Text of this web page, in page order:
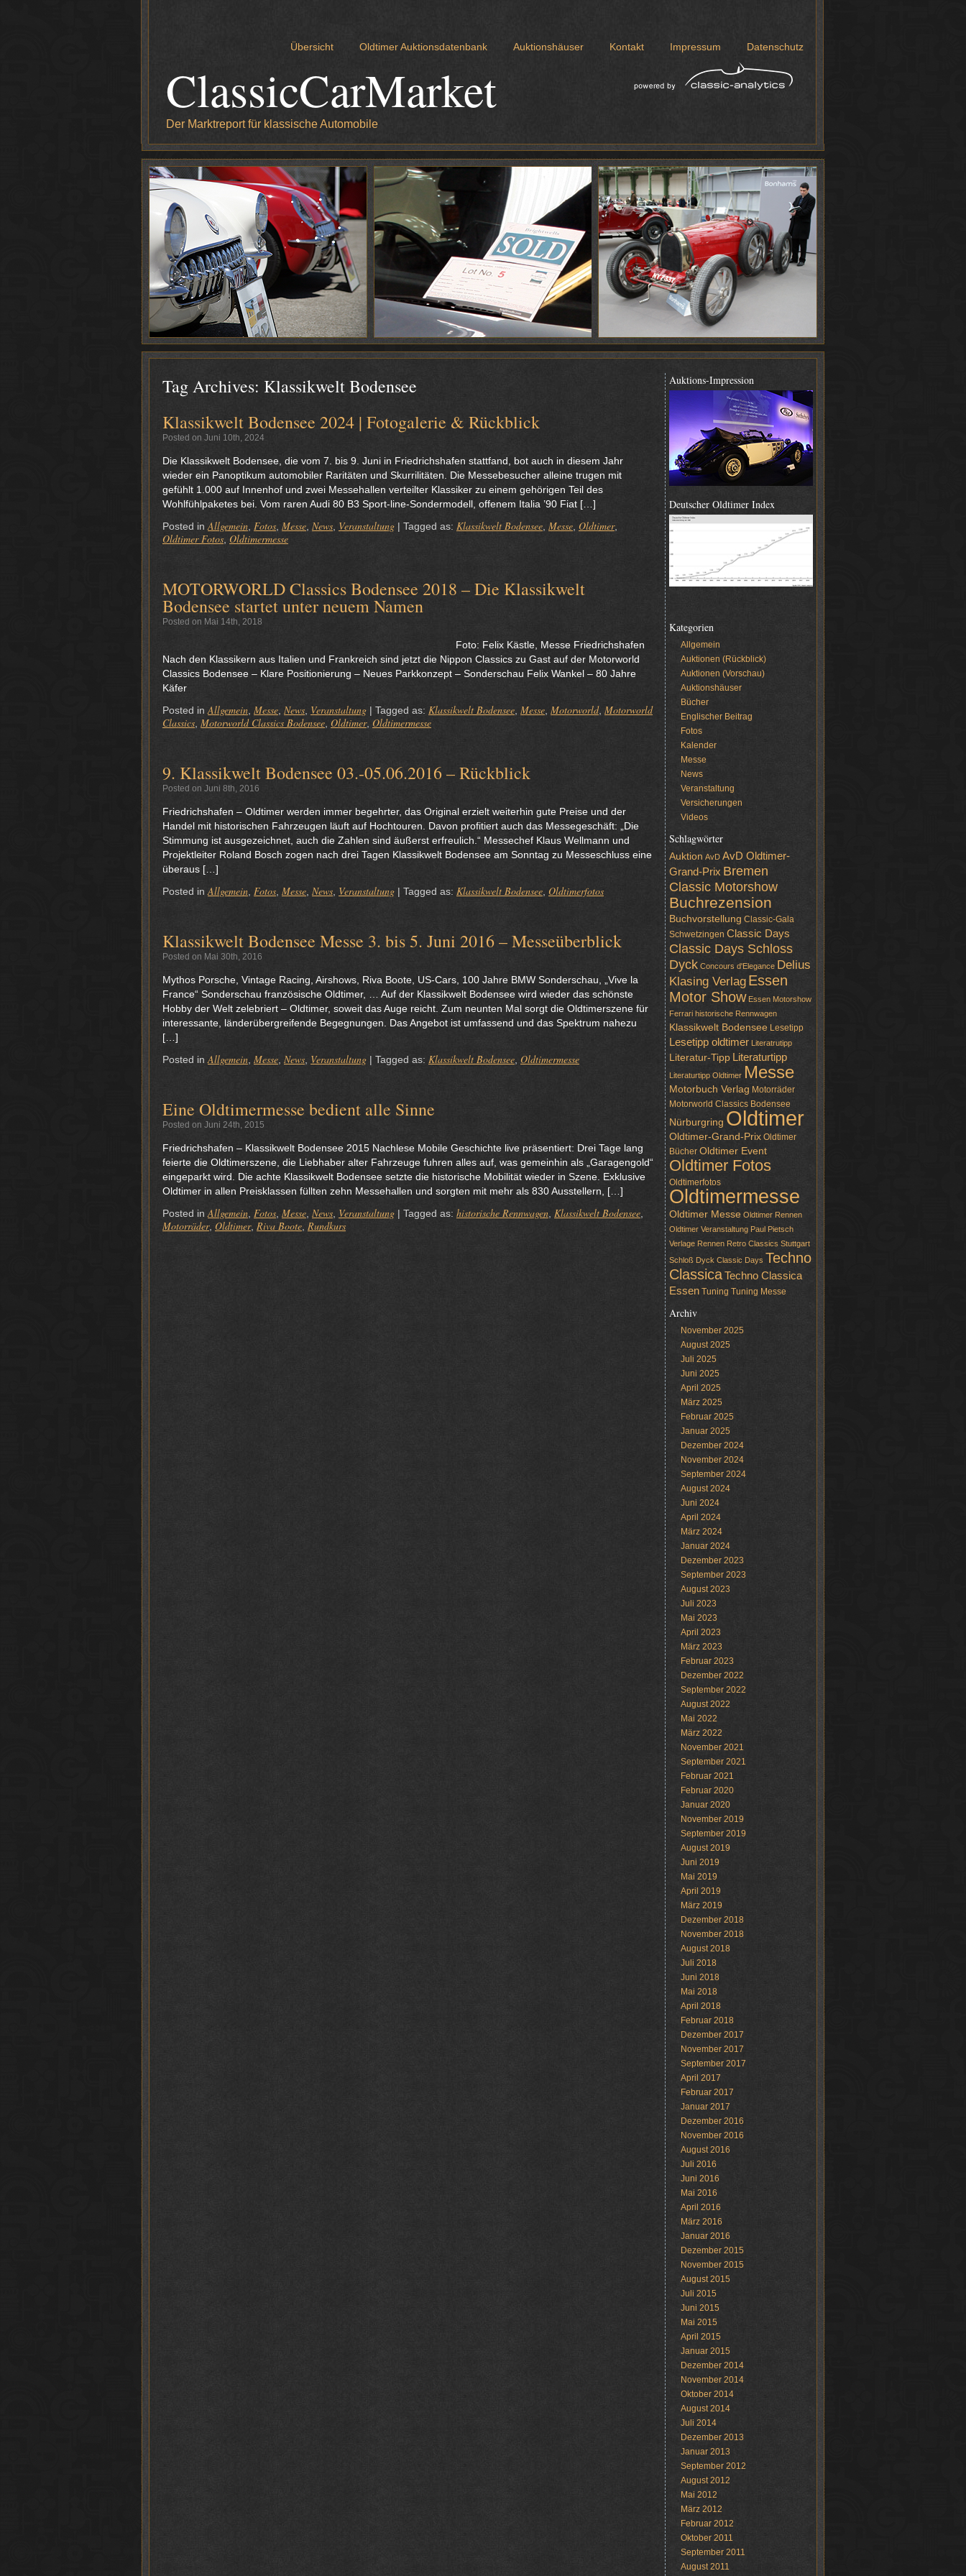
Übersicht Oldtimer Auktionsdatenbank Auktionshäuser Kontakt Impressum Datenschutz
ClassicCarMarket
Der Marktreport für klassische Automobile
Tag Archives: Klassikwelt Bodensee
Klassikwelt Bodensee 2024 | Fotogalerie & Rückblick
Posted on Juni 10th, 2024
Die Klassikwelt Bodensee, die vom 7. bis 9. Juni in Friedrichshafen stattfand, bot auch in diesem Jahr
wieder ein Panoptikum automobiler Raritäten und Skurrilitäten. Die Messebesucher alleine trugen mit
gefühlt 1.000 auf Innenhof und zwei Messehallen verteilter Klassiker zu einem gehörigen Teil des
Wohlfühlpaketes bei. Vom raren Audi 80 B3 Sport-line-Sondermodell, offenem Italia ’90 Fiat […]
Posted in Allgemein Fotos Messe News Veranstaltung | Tagged as: Klassikwelt Bodensee Messe Oldtimer,
Oldtimer Fotos Oldtimermesse
MOTORWORLD Classics Bodensee 2018 – Die Klassikwelt
Bodensee startet unter neuem Namen
Posted on Mai 14th, 2018
Foto: Felix Kästle, Messe Friedrichshafen
Nach den Klassikern aus Italien und Frankreich sind jetzt die Nippon Classics zu Gast auf der Motorworld
Classics Bodensee – Klare Positionierung – Neues Parkkonzept – Sonderschau Felix Wankel – 80 Jahre
Käfer
Posted in Allgemein Messe News Veranstaltung | Tagged as: Klassikwelt Bodensee Messe Motorworld, Motorworld
Classics Motorworld Classics Bodensee Oldtimer, Oldtimermesse
9. Klassikwelt Bodensee 03.-05.06.2016 – Rückblick
Posted on Juni 8th, 2016
Friedrichshafen – Oldtimer werden immer begehrter, das Original erzielt weiterhin gute Preise und der
Handel mit historischen Fahrzeugen läuft auf Hochtouren. Davon profitiert auch das Messegeschäft: „Die
Stimmung ist ausgezeichnet, auch die Zahlen sind äußerst erfreulich.“ Messechef Klaus Wellmann und
Projektleiter Roland Bosch zogen nach drei Tagen Klassikwelt Bodensee am Sonntag zu Messeschluss eine
überaus […]
Posted in Allgemein Fotos Messe News Veranstaltung | Tagged as: Klassikwelt Bodensee Oldtimerfotos
Klassikwelt Bodensee Messe 3. bis 5. Juni 2016 – Messeüberblick
Posted on Mai 30th, 2016
Mythos Porsche, Vintage Racing, Airshows, Riva Boote, US-Cars, 100 Jahre BMW Sonderschau, „Vive la
France“ Sonderschau französische Oldtimer, … Auf der Klassikwelt Bodensee wird wieder das schönste
Hobby der Welt zelebriert – Oldtimer, soweit das Auge reicht. Zum neunten Mal sorgt die Oldtimerszene für
interessante, länderübergreifende Begegnungen. Das Angebot ist umfassend und das Spektrum nahezu
[…]
Posted in Allgemein Messe News Veranstaltung | Tagged as: Klassikwelt Bodensee Oldtimermesse
Eine Oldtimermesse bedient alle Sinne
Posted on Juni 24th, 2015
Friedrichshafen – Klassikwelt Bodensee 2015 Nachlese Mobile Geschichte live präsentiert: Drei Tage lang
feierte die Oldtimerszene, die Liebhaber alter Fahrzeuge fuhren alles auf, was gemeinhin als „Garagengold“
eingeparkt wird. Die achte Klassikwelt Bodensee setzte die historische Mobilität wieder in Szene. Exklusive
Oldtimer in allen Preisklassen füllten zehn Messehallen und sorgten mit mehr als 830 Ausstellern, […]
Posted in Allgemein Fotos Messe News Veranstaltung | Tagged as: historische Rennwagen Klassikwelt Bodensee
Motorräder, Oldtimer, Riva Boote Rundkurs
Auktions-Impression
Deutscher Oldtimer Index
Kategorien
Allgemein
Auktionen (Rückblick)
Auktionen (Vorschau)
Auktionshäuser
Bücher
Englischer Beitrag
Fotos
Kalender
Messe
News
Veranstaltung
Versicherungen
Videos
Schlagwörter
Auktion AvD AvD Oldtimer-
Grand-Prix Bremen
Classic Motorshow
Buchrezension
Buchvorstellung Classic-Gala
Schwetzingen Classic Days
Classic Days Schloss
Dyck Concours d'Elegance Delius
Klasing Verlag Essen
Motor Show Essen Motorshow
Ferrari historische Rennwagen
Klassikwelt Bodensee Lesetipp
Lesetipp oldtimer Literatrutipp
Literatur-Tipp Literaturtipp
Literaturtipp Oldtimer Messe
Motorbuch Verlag Motorräder
Motorworld Classics Bodensee
Nürburgring Oldtimer
Oldtimer-Grand-Prix Oldtimer
Bücher Oldtimer Event
Oldtimer Fotos
Oldtimerfotos
Oldtimermesse
Oldtimer Messe Oldtimer Rennen
Oldtimer Veranstaltung Paul Pietsch
Verlage Rennen Retro Classics Stuttgart
Schloß Dyck Classic Days Techno
ClassicaTechno Classica
Essen Tuning Tuning Messe
Archiv
November 2025
August 2025
Juli 2025
Juni 2025
April 2025
März 2025
Februar 2025
Januar 2025
Dezember 2024
November 2024
September 2024
August 2024
Juni 2024
April 2024
März 2024
Januar 2024
Dezember 2023
September 2023
August 2023
Juli 2023
Mai 2023
April 2023
März 2023
Februar 2023
Dezember 2022
September 2022
August 2022
Mai 2022
März 2022
November 2021
September 2021
Februar 2021
Februar 2020
Januar 2020
November 2019
September 2019
August 2019
Juni 2019
Mai 2019
April 2019
März 2019
Dezember 2018
November 2018
August 2018
Juli 2018
Juni 2018
Mai 2018
April 2018
Februar 2018
Dezember 2017
November 2017
September 2017
April 2017
Februar 2017
Januar 2017
Dezember 2016
November 2016
August 2016
Juli 2016
Juni 2016
Mai 2016
April 2016
März 2016
Januar 2016
Dezember 2015
November 2015
August 2015
Juli 2015
Juni 2015
Mai 2015
April 2015
Januar 2015
Dezember 2014
November 2014
Oktober 2014
August 2014
Juli 2014
Dezember 2013
Januar 2013
September 2012
August 2012
Mai 2012
März 2012
Februar 2012
Oktober 2011
September 2011
August 2011